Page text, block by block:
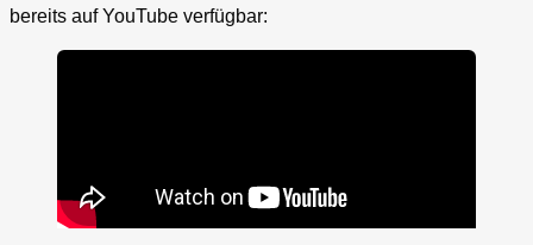
bereits auf YouTube verfügbar: